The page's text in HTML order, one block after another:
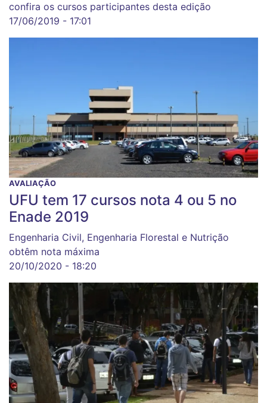
confira os cursos participantes desta edição
17/06/2019 - 17:01
AVALIAÇÃO
UFU tem 17 cursos nota 4 ou 5 no
Enade 2019
Engenharia Civil, Engenharia Florestal e Nutrição
obtêm nota máxima
20/10/2020 - 18:20